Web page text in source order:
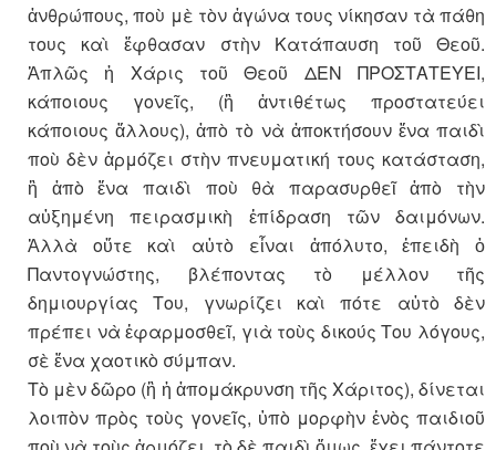
ἀνθρώπους, ποὺ μὲ τὸν ἀγώνα τους νίκησαν τὰ πάθη
τους καὶ ἔφθασαν στὴν Κατάπαυση τοῦ Θεοῦ.
Ἁπλῶς ἡ Χάρις τοῦ Θεοῦ ΔΕΝ ΠΡΟΣΤΑΤΕΥΕΙ,
κάποιους γονεῖς, (ἢ ἀντιθέτως προστατεύει
κάποιους ἄλλους), ἀπὸ τὸ νὰ ἀποκτήσουν ἕνα παιδὶ
ποὺ δὲν ἁρμόζει στὴν πνευματική τους κατάσταση,
ἢ ἀπὸ ἕνα παιδὶ ποὺ θὰ παρασυρθεῖ ἀπὸ τὴν
αὐξημένη πειρασμικὴ ἐπίδραση τῶν δαιμόνων.
Ἀλλὰ οὔτε καὶ αὐτὸ εἶναι ἀπόλυτο, ἐπειδὴ ὁ
Παντογνώστης, βλέποντας τὸ μέλλον τῆς
δημιουργίας Του, γνωρίζει καὶ πότε αὐτὸ δὲν
πρέπει νὰ ἐφαρμοσθεῖ, γιὰ τοὺς δικούς Του λόγους,
σὲ ἕνα χαοτικὸ σύμπαν.
Τὸ μὲν δῶρο (ἢ ἡ ἀπομάκρυνση τῆς Χάριτος), δίνεται
λοιπὸν πρὸς τοὺς γονεῖς, ὑπὸ μορφὴν ἑνὸς παιδιοῦ